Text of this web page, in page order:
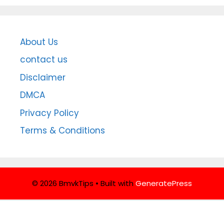
About Us
contact us
Disclaimer
DMCA
Privacy Policy
Terms & Conditions
© 2026 BmvkTips • Built withGeneratePress